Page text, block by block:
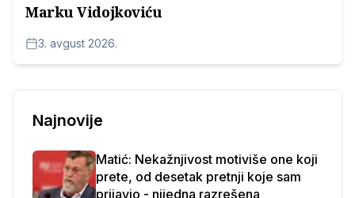
Marku Vidojkoviću
3. avgust 2026.
Najnovije
Matić: Nekažnjivost motiviše one koji
prete, od desetak pretnji koje sam
prijavio - nijedna razrešena